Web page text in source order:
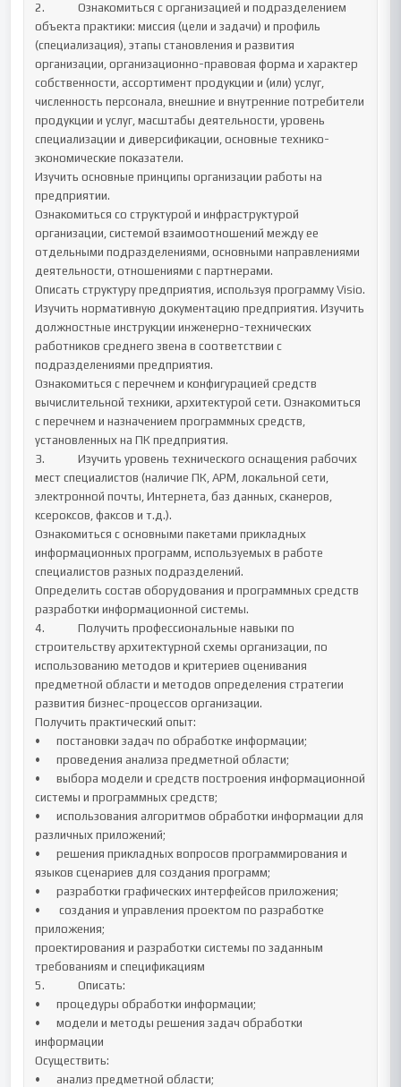
2.		Ознакомиться с организацией и подразделением
объекта практики: миссия (цели и задачи) и профиль
(специализация), этапы становления и развития
организации, организационно-правовая форма и характер
собственности, ассортимент продукции и (или) услуг,
численность персонала, внешние и внутренние потребители
продукции и услуг, масштабы деятельности, уровень
специализации и диверсификации, основные технико-
экономические показатели.
Изучить основные принципы организации работы на
предприятии.
Ознакомиться со структурой и инфраструктурой
организации, системой взаимоотношений между ее
отдельными подразделениями, основными направлениями
деятельности, отношениями с партнерами.
Описать структуру предприятия, используя программу Visio.
Изучить нормативную документацию предприятия. Изучить
должностные инструкции инженерно-технических
работников среднего звена в соответствии с
подразделениями предприятия.
Ознакомиться с перечнем и конфигурацией средств
вычислительной техники, архитектурой сети. Ознакомиться
с перечнем и назначением программных средств,
установленных на ПК предприятия.
3.		Изучить уровень технического оснащения рабочих
мест специалистов (наличие ПК, АРМ, локальной сети,
электронной почты, Интернета, баз данных, сканеров,
ксероксов, факсов и т.д.).
Ознакомиться с основными пакетами прикладных
информационных программ, используемых в работе
специалистов разных подразделений.
Определить состав оборудования и программных средств
разработки информационной системы.
4.		Получить профессиональные навыки по
строительству архитектурной схемы организации, по
использованию методов и критериев оценивания
предметной области и методов определения стратегии
развития бизнес-процессов организации.
Получить практический опыт:
•	постановки задач по обработке информации;
•	проведения анализа предметной области;
•	выбора модели и средств построения информационной
системы и программных средств;
•	использования алгоритмов обработки информации для
различных приложений;
•	решения прикладных вопросов программирования и
языков сценариев для создания программ;
•	разработки графических интерфейсов приложения;
•	 создания и управления проектом по разработке
приложения;
проектирования и разработки системы по заданным
требованиям и спецификациям
5.		Описать:
•	процедуры обработки информации;
•	модели и методы решения задач обработки
информации
Осуществить:
•	анализ предметной области;